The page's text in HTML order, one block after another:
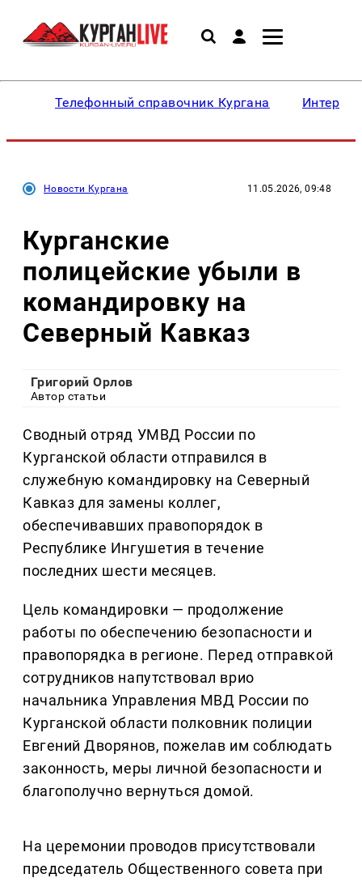
Телефонный справочник Кургана
Новости Кургана 11.05.2026, 09:48
Курганские
полицейские убыли в
командировку на
Северный Кавказ
Григорий Орлов
Автор статьи
Сводный отряд УМВД России по
Курганской области отправился в
служебную командировку на Северный
Кавказ для замены коллег,
обеспечивавших правопорядок в
Республике Ингушетия в течение
последних шести месяцев.
Цель командировки — продолжение
работы по обеспечению безопасности и
правопорядка в регионе. Перед отправкой
сотрудников напутствовал врио
начальника Управления МВД России по
Курганской области полковник полиции
Евгений Дворянов, пожелав им соблюдать
законность, меры личной безопасности и
благополучно вернуться домой.
На церемонии проводов присутствовали
председатель Общественного совета при